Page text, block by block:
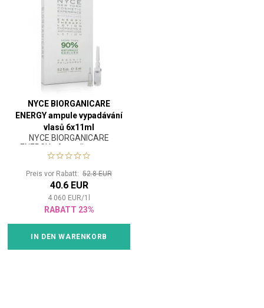
NYCE BIORGANICARE
ENERGY ampule vypadávání
vlasů 6x11ml
NYCE BIORGANICARE
ENERGY - Ampullen gegen
Haarausfall
Preis vor Rabatt: 52.8 EUR
40.6 EUR
4 060 EUR/1
RABATT 23%
IN DEN WARENKORB